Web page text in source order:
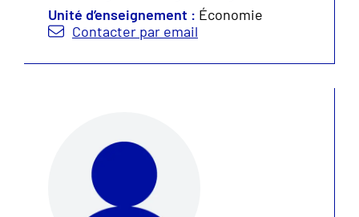
Unité d’enseignement : Économie
Contacter par email